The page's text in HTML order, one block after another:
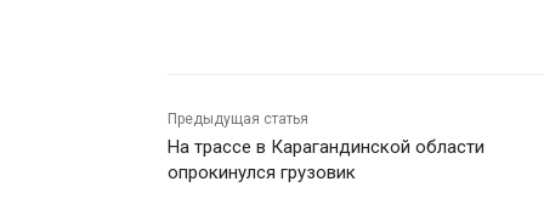
Предыдущая статья
На трассе в Карагандинской области
опрокинулся грузовик